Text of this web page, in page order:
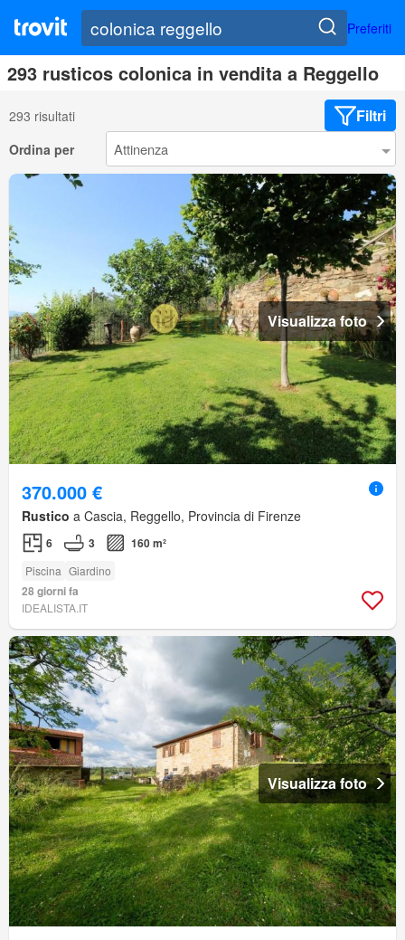
Preferiti
293 rusticos colonica in vendita a Reggello
293 risultati Filtri
Ordina per
Visualizza foto
370.000 €
Rustico a Cascia, Reggello, Provincia di Firenze
6 3 160 m²
Piscina Giardino
28 giorni fa
IDEALISTA.IT
Visualizza foto